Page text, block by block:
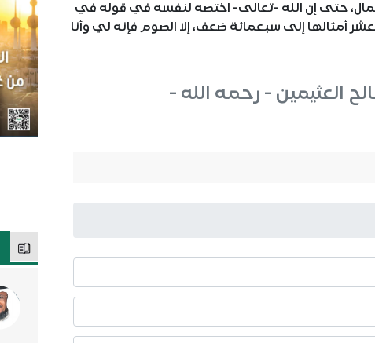
حتى إن الله -تعالى- اختصه لنفسه في قوله في
أمثالها إلى سبعمائة ضعف، إلا الصوم فإنه لي وأنا
العثيمين - رحمه الله -